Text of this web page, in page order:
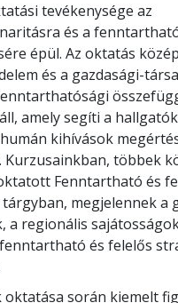
tevékenysége az
és a
épül. Az oktatás
és a gazdasági-
amely segíti a
kihívások
Kurzusainkban, többek
Fenntartható és
megjelennek a
a regionális
és felelős
oktatása során kiemelt